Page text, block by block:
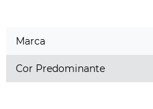
Marca
Cor Predominante